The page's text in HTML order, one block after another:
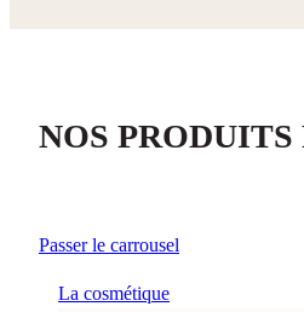
NOS PRODUITS
Passer le carrousel
La cosmétique